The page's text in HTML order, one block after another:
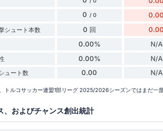
0 / 0 0.00
シュート本数 0 回 0.00
0.00% N/A
0.00% N/A
ュート数 0.00 N/A
トルコサッカー連盟1部リーグ 2025/2026シーズンではまだ一
、およびチャンス創出統計